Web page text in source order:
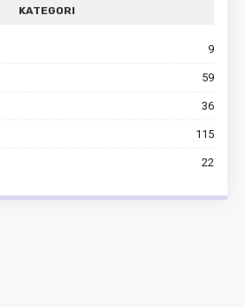
KATEGORI
9
59
36
115
22